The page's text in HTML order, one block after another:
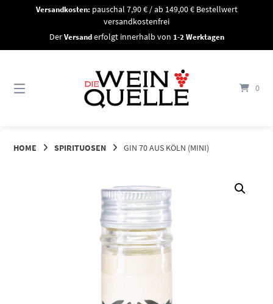
Versandkosten: pauschal 7,90 € / ab 149,00 € Bestellwert
versandkostenfrei
DerVersanderfolgt innerhalb von 1-2 Werktagen
0
HOME SPIRITUOSEN GIN 70 AUS KÖLN (MINI)